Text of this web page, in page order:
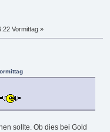
Vormittag »
sollte. Ob dies bei Gold